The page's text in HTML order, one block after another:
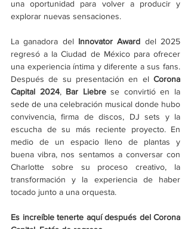
una oportunidad para volver a producir y
explorar nuevas sensaciones.
La ganadora del Innovator Award del 2025
regresó a la Ciudad de México para ofrecer
una experiencia íntima y diferente a sus fans.
Después de su presentación en el Corona
Capital 2024, Bar Liebre se convirtió en la
sede de una celebración musical donde hubo
convivencia, firma de discos, DJ sets y la
escucha de su más reciente proyecto. En
medio de un espacio lleno de plantas y
buena vibra, nos sentamos a conversar con
Charlotte sobre su proceso creativo, la
transformación y la experiencia de haber
tocado junto a una orquesta.
Es increíble tenerte aquí después del Corona